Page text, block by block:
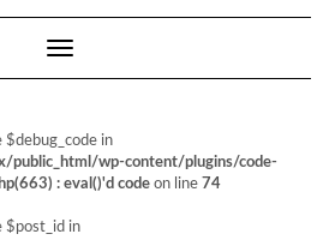
Cambiar modo de navegación
$debug_code in
public_html/wp-content/plugins/code-
: eval()'d code on line 74
$post_id in